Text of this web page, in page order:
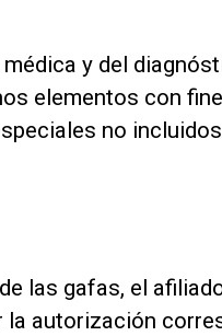
y del
elementos con
no incluidos
las gafas, el
autorización